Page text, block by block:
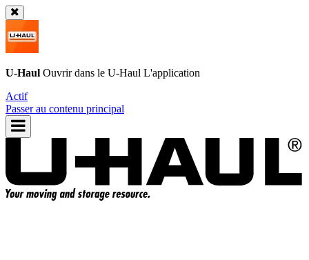
U-Haul Ouvrir dans le U-Haul L'application
Actif
Passer au contenu principal